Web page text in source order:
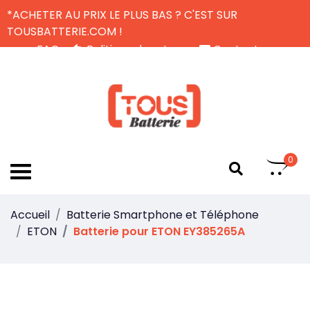
*ACHETER AU PRIX LE PLUS BAS ? C'EST SUR
TOUSBATTERIE.COM !
FAQ
Politique de retour
Contactez-nous
0
Accueil
Batterie Smartphone et Téléphone
ETON
Batterie pour ETON EY385265A